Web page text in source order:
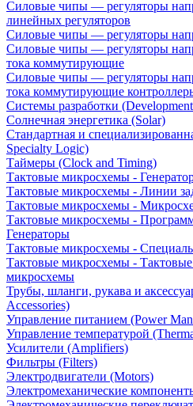
Силовые чипы — регуляторы
линейных регуляторов
Силовые чипы — регуляторы
Силовые чипы — регуляторы
тока коммутирующие
Силовые чипы — регуляторы
тока коммутирующие
Системы разработки
Солнечная энергетика (Solar)
Стандартная и
Specialty Logic)
Таймеры (Clock and Timing)
Тактовые микросхемы -
Тактовые микросхемы - Линии
Тактовые микросхемы -
Тактовые микросхемы -
Генераторы
Тактовые микросхемы -
Тактовые микросхемы -
микросхемы
Трубы, шланги, рукава и
Accessories)
Управление питанием (Power
Управление температурой
Усилители (Amplifiers)
Фильтры (Filters)
Электродвигатели (Motors)
Электромеханические